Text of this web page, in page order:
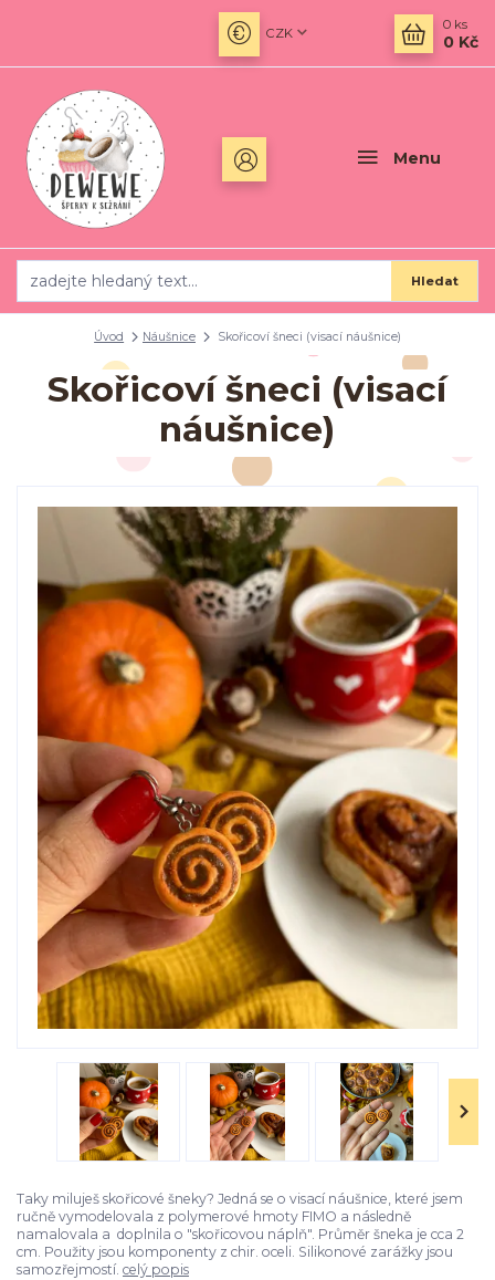
Menu
CZK
Hledat
0 ks
0 Kč
Úvod Náušnice Skořicoví šneci (visací náušnice)
Skořicoví šneci (visací
náušnice)
Taky miluješ skořicové šneky? Jedná se o visací náušnice, které jsem
ručně vymodelovala z polymerové hmoty FIMO a následně
namalovala a doplnila o "skořicovou náplň". Průměr šneka je cca 2
cm. Použity jsou komponenty z chir. oceli. Silikonové zarážky jsou
samozřejmostí. celý popis